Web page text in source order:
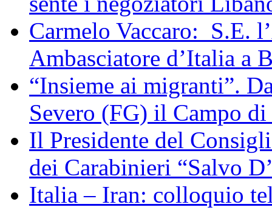
Carmelo Vaccaro: S.E.
Ambasciatore d’Italia a
“Insieme ai migranti”.
Severo (FG) il Campo
Il Presidente del
dei Carabinieri “Salvo
Italia – Iran: colloquio